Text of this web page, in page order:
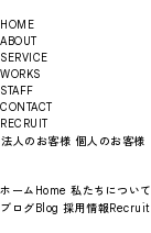
HOME
ABOUT
SERVICE
WORKS
STAFF
CONTACT
RECRUIT
法人のお客様 個人のお客様
ホーム Home 私たちについて
ブログBlog 採用情報Recruit